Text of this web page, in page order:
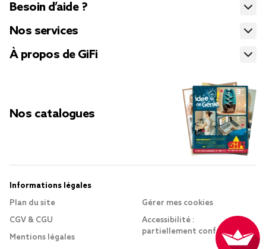
Besoin d’aide ?
Nos services
À propos de GiFi
Nos catalogues
Informations légales
Plan du site
CGV & CGU
Mentions légales
Gérer mes cookies
Accessibilité :
partiellement conforme